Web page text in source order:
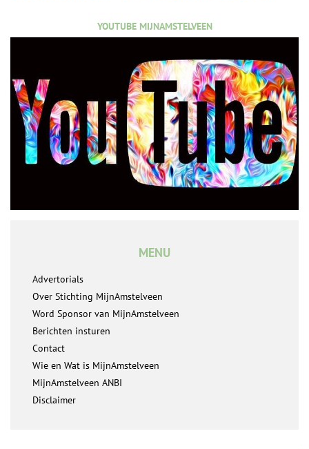
YOUTUBE MIJNAMSTELVEEN
MENU
Advertorials
Over Stichting MijnAmstelveen
Word Sponsor van MijnAmstelveen
Berichten insturen
Contact
Wie en Wat is MijnAmstelveen
MijnAmstelveen ANBI
Disclaimer